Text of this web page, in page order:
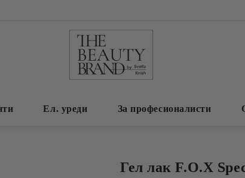
Ел. уреди За професионалисти
Гел лак F.O.X